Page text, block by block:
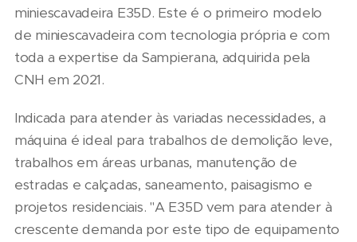
miniescavadeira E35D. Este é o primeiro modelo
de miniescavadeira com tecnologia própria e com
toda a expertise da Sampierana, adquirida pela
CNH em 2021.
Indicada para atender às variadas necessidades, a
máquina é ideal para trabalhos de demolição leve,
trabalhos em áreas urbanas, manutenção de
estradas e calçadas, saneamento, paisagismo e
projetos residenciais. "A E35D vem para atender à
crescente demanda por este tipo de equipamento